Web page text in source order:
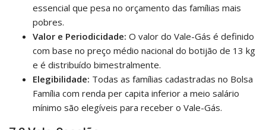
essencial que pesa no orçamento das famílias mais
pobres.
Valor e Periodicidade: O valor do Vale-Gás é definido
com base no preço médio nacional do botijão de 13 kg
e é distribuído bimestralmente.
Elegibilidade: Todas as famílias cadastradas no Bolsa
Família com renda per capita inferior a meio salário
mínimo são elegíveis para receber o Vale-Gás.